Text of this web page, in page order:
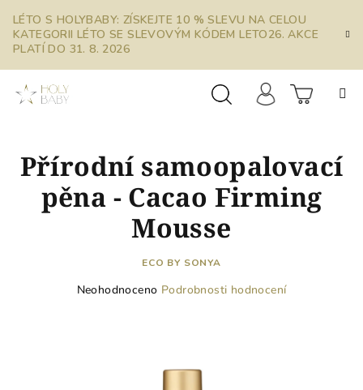
obsah
LÉTO S HOLYBABY: ZÍSKEJTE 10 % SLEVU NA CELOU
KATEGORII LÉTO SE SLEVOVÝM KÓDEM LETO26. AKCE
PLATÍ DO 31. 8. 2026
košík
Přírodní samoopalovací
pěna - Cacao Firming
Mousse
ECO BY SONYA
Průměrné
Neohodnoceno Podrobnosti hodnocení